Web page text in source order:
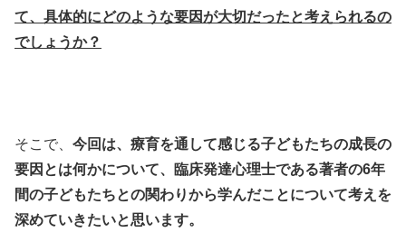
て、具体的にどのような要因が大切だったと考えられるの
でしょうか？
そこで、 今回は、療育を通して感じる子どもたちの成長の
要因とは何かについて、臨床発達心理士である著者の6年
間の子どもたちとの関わりから学んだことについて考えを
深めていきたいと思います。